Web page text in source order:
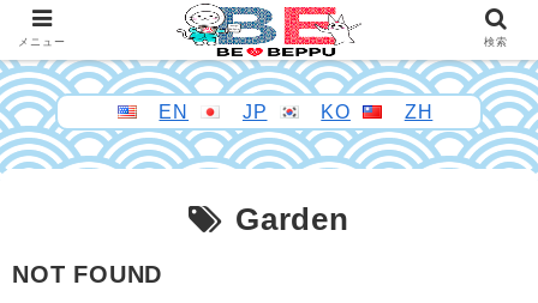
EN JP KO ZH
Garden
NOT FOUND
メニュー 検索